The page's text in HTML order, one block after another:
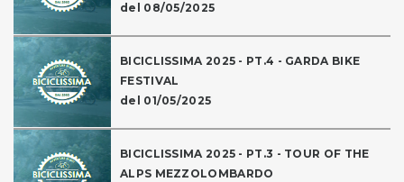
del 08/05/2025
BICICLISSIMA 2025 - PT.4 - GARDA BIKE
FESTIVAL
del 01/05/2025
BICICLISSIMA 2025 - PT.3 - TOUR OF THE
ALPS MEZZOLOMBARDO